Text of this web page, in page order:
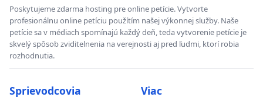
Poskytujeme zdarma hosting pre online petície. Vytvorte
profesionálnu online petíciu použítím našej výkonnej služby. Naše
petície sa v médiach spomínajú každý deň, teda vytvorenie petície je
skvelý spôsob zviditelnenia na verejnosti aj pred ľudmi, ktorí robia
rozhodnutia.
Sprievodcovia Viac